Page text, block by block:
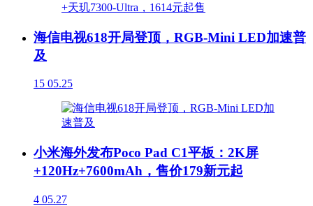
海信电视618开局登顶，RGB-Mini LED加速普
及
15 05.25
小米海外发布Poco Pad C1平板：2K屏
+120Hz+7600mAh，售价179新元起
4 05.27